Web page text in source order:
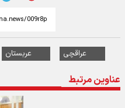
عراقچی عربستان
عناوین مرتبط